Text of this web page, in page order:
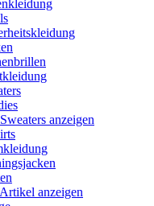
anzeigen
anzeigen